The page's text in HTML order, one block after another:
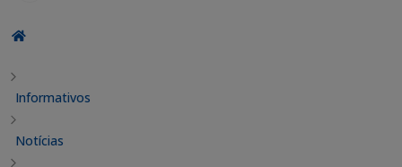
Informativos
Notícias